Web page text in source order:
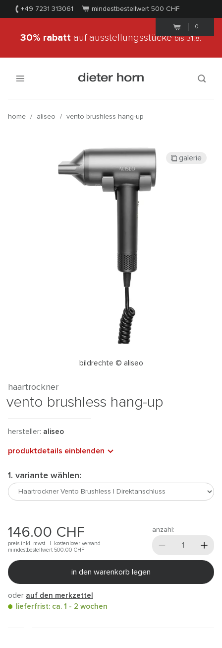
+49 7231 313061 mindestbestellwert 500 CHF
0
30% rabatt auf ausstellungsstückebis 31.8.
home / aliseo / vento brushless hang-up
bildrechte © aliseo
galerie
haartrockner
vento brushless hang-up
hersteller: aliseo
produktdetails einblenden
1. variante wählen:
146.00 CHF
preis inkl. mwst. |
kostenloser versand
mindestbestellwert 500.00 CHF
anzahl:
in den warenkorb legen
oder auf den merkzettel
lieferfrist: ca. 1 - 2 wochen